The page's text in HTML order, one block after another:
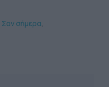
Σαν σήμερα